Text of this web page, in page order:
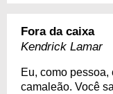
Fora da caixa
Kendrick Lamar
Eu, como
camaleão. Você